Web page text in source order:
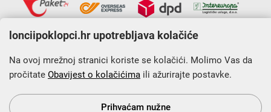
Krajnji primatelj financijskog instrumenta sufinanciranog iz
Europskog fonda za regionalni razvoj u sklopu Operativnog
programa „Konkurentnost i kohezija”.
lonciipoklopci.hr upotrebljava kolačiće
Na ovoj mrežnoj stranici koriste se kolačići. Molimo Vas da
pročitate Obavijest o kolačićima ili ažurirajte postavke.
Prihvaćam nužne